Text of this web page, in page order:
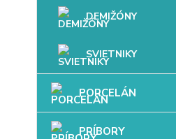
DEMIŽÓNY
SVIETNIKY
PORCELÁN
PRÍBORY